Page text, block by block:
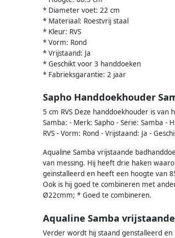
* Diameter voet: 22 cm
* Materiaal: Roestvrij staal
* Kleur: RVS
* Vorm: Rond
* Vrijstaand: Ja
* Geschikt voor 3 handdoeken
* Fabrieksgarantie: 2 jaar
Sapho Handdoekhouder
5 cm RVS Deze handdoekhouder is van
Samba: - Merk: Sapho - Serie: Samba -
RVS - Vorm: Rond - Vrijstaand: Ja -
Aqualine Samba vrijstaande
van messing. Hij heeft drie haken
geïnstalleerd en heeft een hoogte van
Ook is hij goed te combineren met
Ø22cmm; * Goed te combineren.
Aqualine Samba
Verder wordt hij staand genstalleerd